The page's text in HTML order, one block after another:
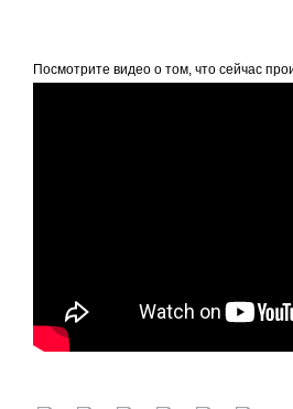
Посмотрите видео о том, что сейчас